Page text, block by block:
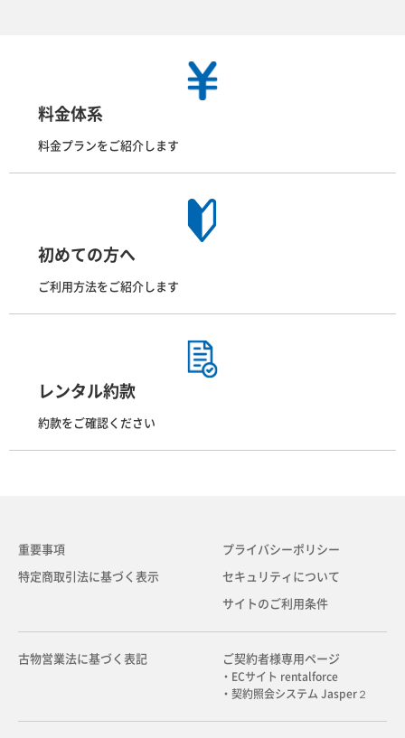
料金体系
料金プランをご紹介します
初めての方へ
ご利用方法をご紹介します
レンタル約款
約款をご確認ください
重要事項
特定商取引法に基づく表示
プライバシーポリシー
セキュリティについて
サイトのご利用条件
古物営業法に基づく表記 ご契約者様専用ページ
・ECサイト rentalforce
・契約照会システム Jasper２